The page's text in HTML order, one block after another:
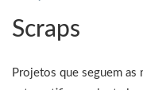
Scraps
Projetos que seguem as